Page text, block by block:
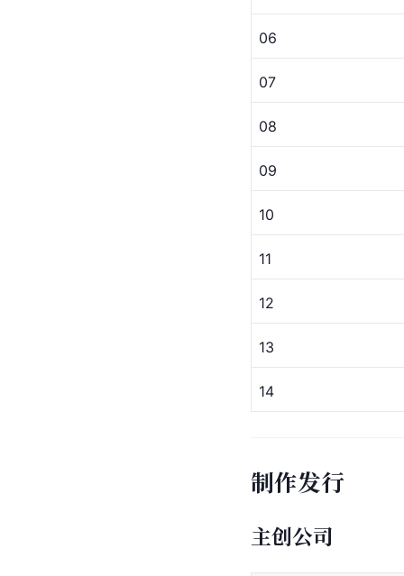
06
07
08
09
10
11
12
13
14
制作发行
主创公司